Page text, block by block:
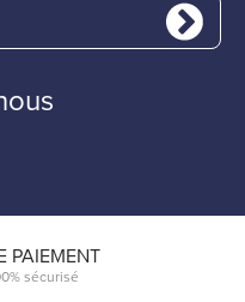
PAIEMENT
sécurisé